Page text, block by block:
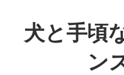
テ犬と手頃
ン